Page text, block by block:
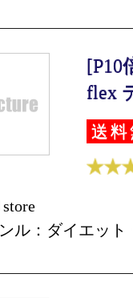
[P10
flex
送料
ル：ダイエット